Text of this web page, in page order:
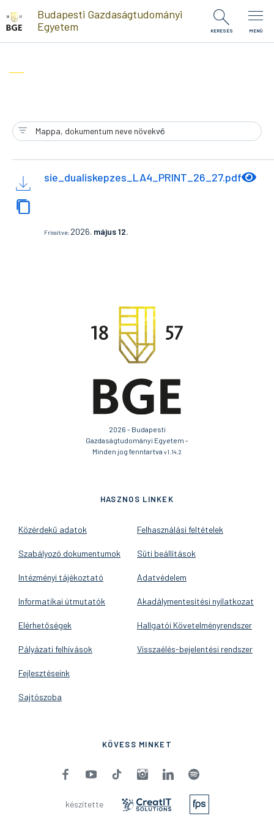
Ugrás a tartalomra
Budapesti Gazdaságtudományi
Egyetem
KERESÉS MENÜ
sie_dualiskepzes_LA4_PRINT_26_27.pdf
Frissítve: 2026. május 12.
2026 - Budapesti
Gazdaságtudományi Egyetem -
Minden jog fenntartva v1.14.2
HASZNOS LINKEK
Közérdekű adatok
Szabályozó dokumentumok
Intézményi tájékoztató
Informatikai útmutatók
Elérhetőségek
Pályázati felhívások
Fejlesztéseink
Sajtószoba
Felhasználási feltételek
Süti beállítások
Adatvédelem
Akadálymentesítési nyilatkozat
Hallgatói Követelményrendszer
Visszaélés-bejelentési rendszer
KÖVESS MINKET
készítette